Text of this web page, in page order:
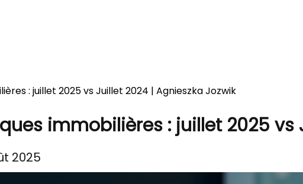
: juillet 2025 vs Juillet 2024 | Agnieszka Jozwik
immobilières : juillet 2025 vs
2025